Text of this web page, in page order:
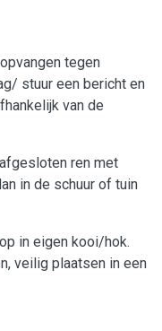
tegen
stuur een bericht en
van de
ren met
in de schuur of tuin
in eigen kooi/hok.
veilig plaatsen in een